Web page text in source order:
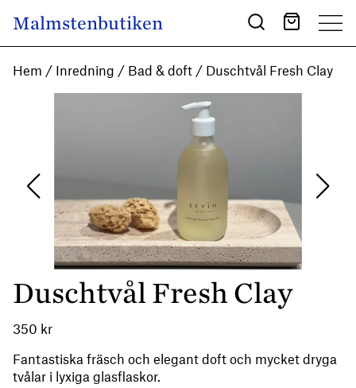
Main Navigation
Malmstenbutiken
Hem / Inredning / Bad & doft / Duschtvål Fresh Clay
Duschtvål Fresh Clay
350 kr
Fantastiska fräsch och elegant doft och mycket dryga
tvålar i lyxiga glasflaskor.